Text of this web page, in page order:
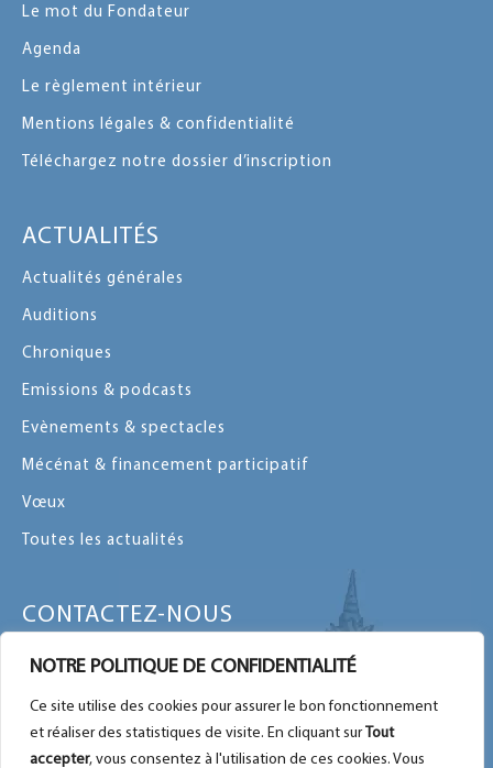
NOTRE POLITIQUE DE CONFIDENTIALITÉ
Ce site utilise des cookies pour assurer le bon fonctionnement
et réaliser des statistiques de visite. En cliquant sur Tout
accepter, vous consentez à l'utilisation de ces cookies. Vous
Le mot du Fondateur
Agenda
Le règlement intérieur
Mentions légales & confidentialité
Téléchargez notre dossier d’inscription
ACTUALITÉS
Actualités générales
Auditions
Chroniques
Emissions & podcasts
Evènements & spectacles
Mécénat & financement participatif
Vœux
Toutes les actualités
CONTACTEZ-NOUS
Contactez-nous par message ou par
Plan du site
Nous retrouver sur Facebook